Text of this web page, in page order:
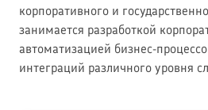
корпоративного и
занимается разработкой
автоматизацией бизнес-
интеграций различного уровня